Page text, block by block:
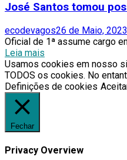
José Santos tomou
Author
ecodevagosPosted
on
26 de Maio, 2023
Oficial de 1ª assume cargo
Leia mais
Usamos cookies em nosso
TODOS os cookies. No
Definições de cookies
Fechar
Privacy Overview